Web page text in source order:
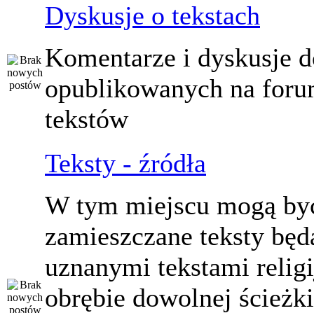
Dyskusje o tekstach
Komentarze i dyskusje
opublikowanych na
tekstów
Teksty - źródła
W tym miejscu mogą
zamieszczane teksty
uznanymi tekstami
obrębie dowolnej ścieżki